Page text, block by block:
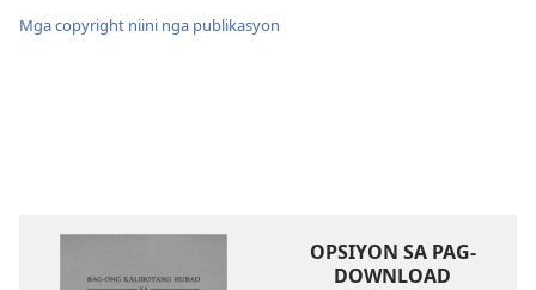
Mga copyright niini nga publikasyon
OPSIYON SA PAG-
DOWNLOAD